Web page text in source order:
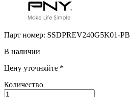
Парт номер: SSDPREV240G5K01-PB
В наличии
Цену уточняйте *
Количество